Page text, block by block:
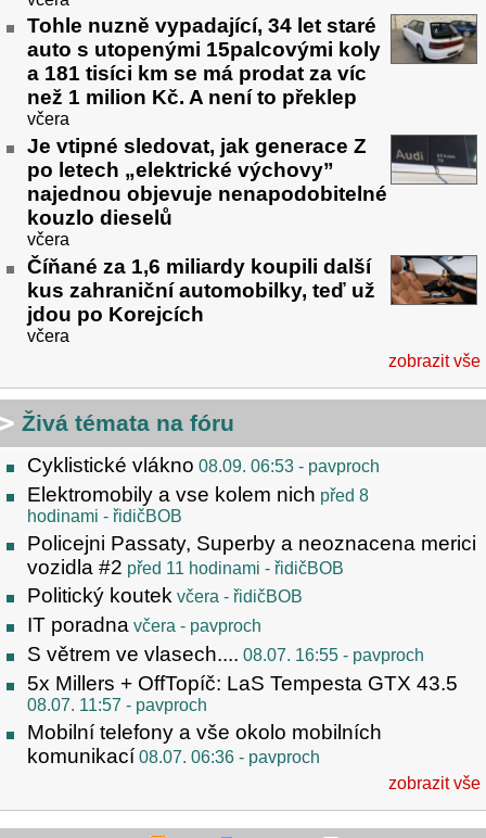
Tohle nuzně vypadající, 34 let staré
auto s utopenými 15palcovými koly
a 181 tisíci km se má prodat za víc
než 1 milion Kč. A není to překlep
včera
Je vtipné sledovat, jak generace Z
po letech „elektrické výchovy”
najednou objevuje nenapodobitelné
kouzlo dieselů
včera
Číňané za 1,6 miliardy koupili další
kus zahraniční automobilky, teď už
jdou po Korejcích
včera
zobrazit vše
Živá témata na fóru
Cyklistické vlákno 08.09. 06:53 - pavproch
Elektromobily a vse kolem nich před 8
hodinami - řidičBOB
Policejni Passaty, Superby a neoznacena merici
vozidla #2 před 11 hodinami - řidičBOB
Politický koutek včera - řidičBOB
IT poradna včera - pavproch
S větrem ve vlasech.... 08.07. 16:55 - pavproch
5x Millers + OffTopíč: LaS Tempesta GTX 43.5
08.07. 11:57 - pavproch
Mobilní telefony a vše okolo mobilních
komunikací 08.07. 06:36 - pavproch
zobrazit vše